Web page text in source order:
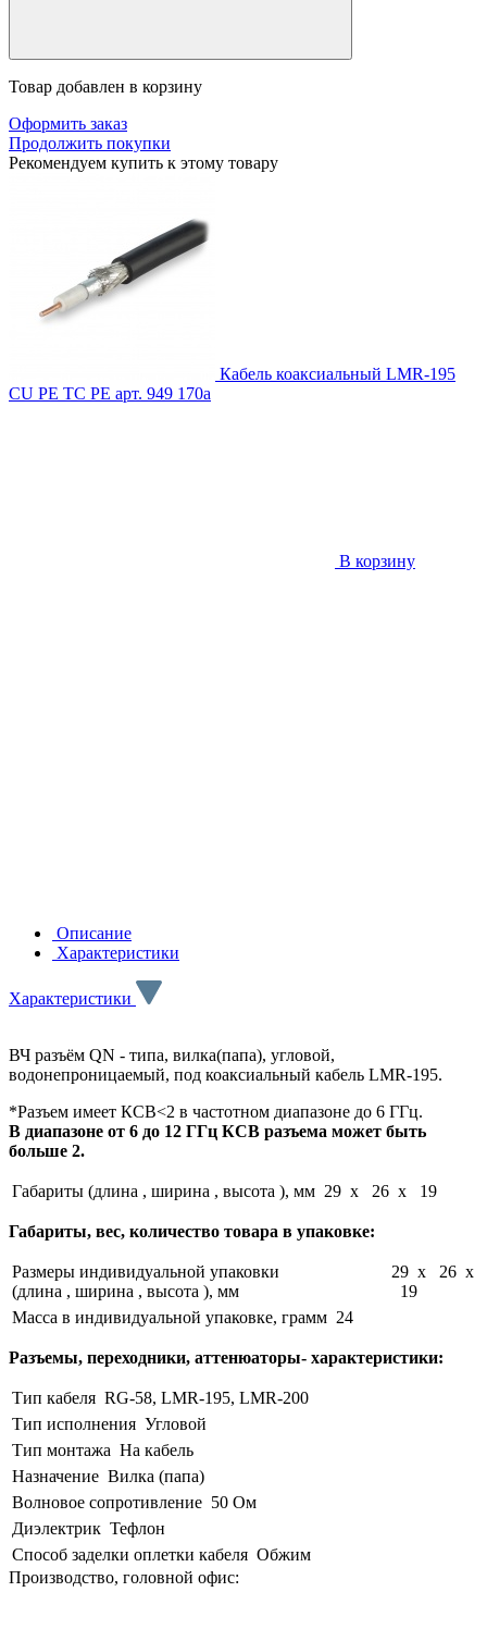
Товар добавлен в корзину
Оформить заказ
Продолжить покупки
Рекомендуем купить к этому товару
Кабель коаксиальный LMR-195
CU PE TC PE арт. 949 170a
В корзину
Описание
Характеристики
Характеристики
ВЧ разъём QN - типа, вилка(папа), угловой,
водонепроницаемый, под коаксиальный кабель LMR-195.
*Разъем имеет КСВ<2 в частотном диапазоне до 6 ГГц.
В диапазоне от 6 до 12 ГГц КСВ разъема может быть
больше 2.
Габариты (длина , ширина , высота ), мм 29 x 26 x 19
Габариты, вес, количество товара в упаковке:
Размеры индивидуальной упаковки
(длина , ширина , высота ), мм
29 x 26 x
19
Масса в индивидуальной упаковке, грамм 24
Разъемы, переходники, аттенюаторы- характеристики:
Тип кабеля RG-58, LMR-195, LMR-200
Тип исполнения Угловой
Тип монтажа На кабель
Назначение Вилка (папа)
Волновое сопротивление 50 Ом
Диэлектрик Тефлон
Способ заделки оплетки кабеля Обжим
Производство, головной офис: